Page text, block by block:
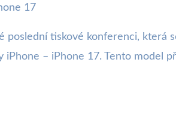
design a
17
poslední tiskové konferenci, která
– iPhone 17. Tento model